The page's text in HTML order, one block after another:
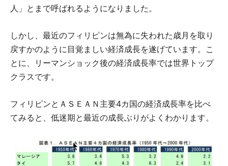
人」とまで呼ばれるようになりました。
しかし、最近のフィリピンは無為に失われた歳月を取り
戻すかのように目覚ましい経済成長を遂げています。こ
とに、リーマンショック後の経済成長率では世界トップ
クラスです。
フィリピンとＡＳＥＡＮ主要4カ国の経済成長率を比べ
てみると、低迷期と最近の成長ぶりがよくわかります。